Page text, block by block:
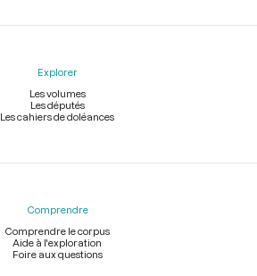
Explorer
Les volumes
Les députés
Les cahiers de doléances
Comprendre
Comprendre le corpus
Aide à l'exploration
Foire aux questions